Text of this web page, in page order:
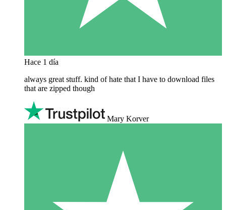
Hace 1 día
always great stuff. kind of hate that I have to download files
that are zipped though
Mary Korver